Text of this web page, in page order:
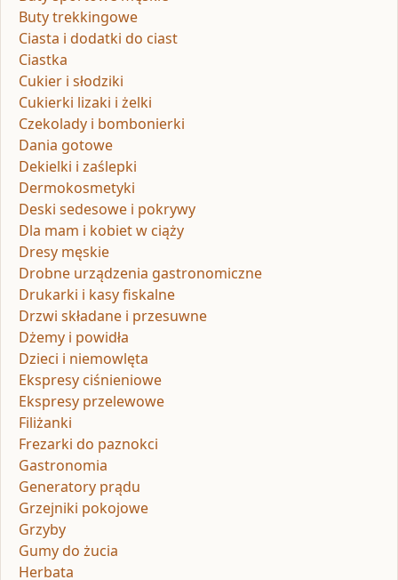
Buty trekkingowe
Ciasta i dodatki do ciast
Ciastka
Cukier i słodziki
Cukierki lizaki i żelki
Czekolady i bombonierki
Dania gotowe
Dekielki i zaślepki
Dermokosmetyki
Deski sedesowe i pokrywy
Dla mam i kobiet w ciąży
Dresy męskie
Drobne urządzenia gastronomiczne
Drukarki i kasy fiskalne
Drzwi składane i przesuwne
Dżemy i powidła
Dzieci i niemowlęta
Ekspresy ciśnieniowe
Ekspresy przelewowe
Filiżanki
Frezarki do paznokci
Gastronomia
Generatory prądu
Grzejniki pokojowe
Grzyby
Gumy do żucia
Herbata